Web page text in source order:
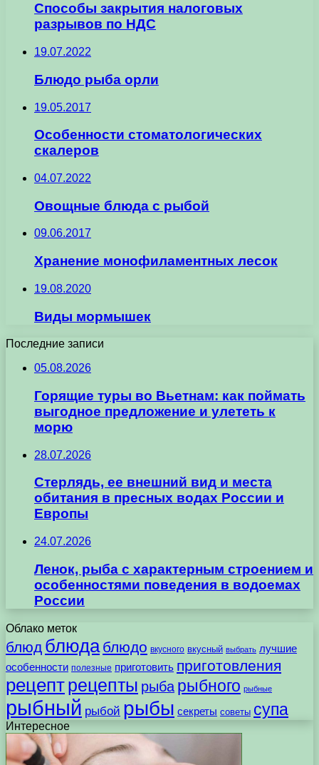
Способы закрытия налоговых
разрывов по НДС
19.07.2022
Блюдо рыба орли
19.05.2017
Особенности стоматологических
скалеров
04.07.2022
Овощные блюда с рыбой
09.06.2017
Хранение монофиламентных лесок
19.08.2020
Виды мормышек
Последние записи
05.08.2026
Горящие туры во Вьетнам: как поймать
выгодное предложение и улететь к
морю
28.07.2026
Стерлядь, ее внешний вид и места
обитания в пресных водах России и
Европы
24.07.2026
Ленок, рыба с характерным строением и
особенностями поведения в водоемах
России
Облако меток
блюд блюда блюдо вкусного вкусный выбрать лучшие
особенности полезные приготовить приготовления
рецептрецепты рыба рыбного рыбные
рыбный рыбой рыбы секреты советы супа
Интересное